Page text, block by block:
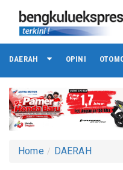
DAERAH OPINI
Home DAERAH